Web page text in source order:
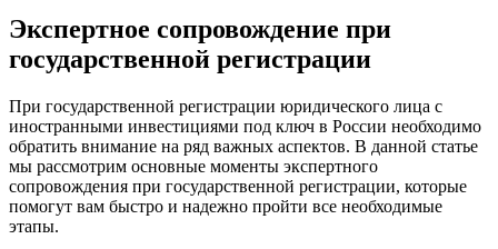
Экспертное сопровождение при
государственной регистрации
При государственной регистрации юридического лица с
иностранными инвестициями под ключ в России необходимо
обратить внимание на ряд важных аспектов. В данной статье
мы рассмотрим основные моменты экспертного
сопровождения при государственной регистрации, которые
помогут вам быстро и надежно пройти все необходимые
этапы.